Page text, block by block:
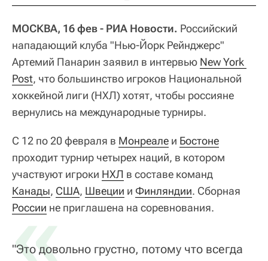
МОСКВА, 16 фев - РИА Новости. Российский
нападающий клуба "Нью-Йорк Рейнджерс"
Артемий Панарин заявил в интервью New York
Post, что большинство игроков Национальной
хоккейной лиги (НХЛ) хотят, чтобы россияне
вернулись на международные турниры.
С 12 по 20 февраля в Монреале и Бостоне
проходит турнир четырех наций, в котором
участвуют игроки НХЛ в составе команд
Канады, США, Швеции и Финляндии. Сборная
России не приглашена на соревнования.
«
"Это довольно грустно, потому что всегда